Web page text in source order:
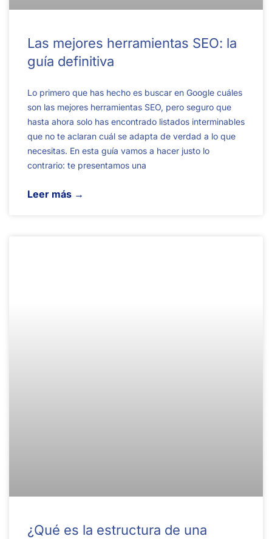
Las mejores herramientas SEO: la
guía definitiva
Lo primero que has hecho es buscar en Google cuáles
son las mejores herramientas SEO, pero seguro que
hasta ahora solo has encontrado listados interminables
que no te aclaran cuál se adapta de verdad a lo que
necesitas. En esta guía vamos a hacer justo lo
contrario: te presentamos una
Leer más →
¿Qué es la estructura de una